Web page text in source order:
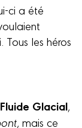
ci a été
les héros
Fluide Glacial,
, mais ce